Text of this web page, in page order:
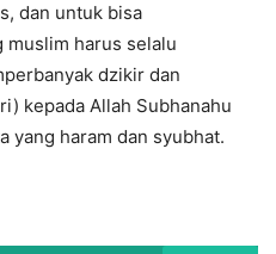
dan untuk bisa
muslim harus selalu
dzikir dan
kepada Allah Subhanahu
yang haram dan syubhat.